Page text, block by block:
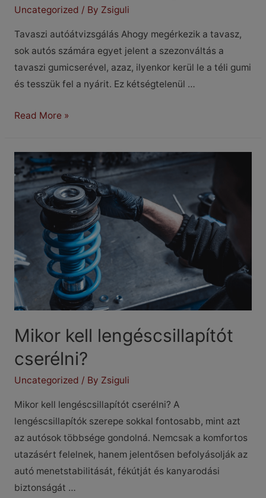
Uncategorized / By Zsiguli
Tavaszi autóátvizsgálás Ahogy megérkezik a tavasz,
sok autós számára egyet jelent a szezonváltás a
tavaszi gumicserével, azaz, ilyenkor kerül le a téli gumi
és tesszük fel a nyárit. Ez kétségtelenül …
Tavaszi
Read More »
Mikor kell lengéscsillapítót
cserélni?
Uncategorized / By Zsiguli
Mikor kell lengéscsillapítót cserélni? A
lengéscsillapítók szerepe sokkal fontosabb, mint azt
az autósok többsége gondolná. Nemcsak a komfortos
utazásért felelnek, hanem jelentősen befolyásolják az
autó menetstabilitását, fékútját és kanyarodási
biztonságát …